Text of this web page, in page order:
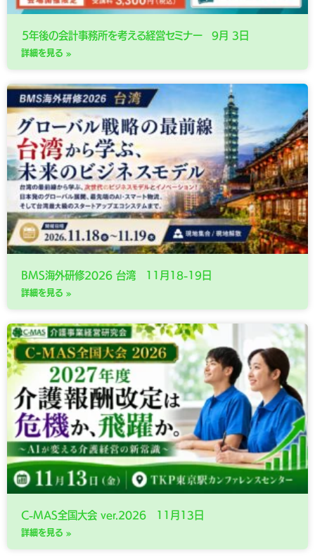
５年後の会計事務所を考える経営セミナー 9月 3日
詳細を見る »
BMS海外研修2026 台湾 11月18-19日
詳細を見る »
C-MAS全国大会 ver.2026 11月13日
詳細を見る »